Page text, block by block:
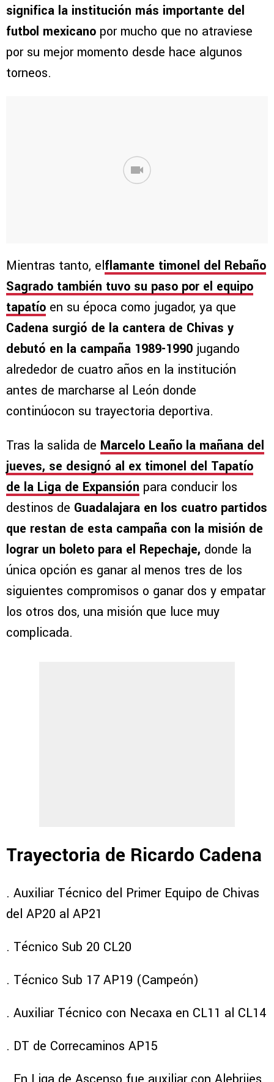
significa la institución más importante del
futbol mexicano por mucho que no atraviese
por su mejor momento desde hace algunos
torneos.
Mientras tanto, elflamante timonel del Rebaño
Sagrado también tuvo su paso por el equipo
tapatío en su época como jugador, ya que
Cadena surgió de la cantera de Chivas y
debutó en la campaña 1989-1990 jugando
alrededor de cuatro años en la institución
antes de marcharse al León donde
continúocon su trayectoria deportiva.
Tras la salida de Marcelo Leaño la mañana del
jueves, se designó al ex timonel del Tapatío
de la Liga de Expansión para conducir los
destinos de Guadalajara en los cuatro partidos
que restan de esta campaña con la misión de
lograr un boleto para el Repechaje, donde la
única opción es ganar al menos tres de los
siguientes compromisos o ganar dos y empatar
los otros dos, una misión que luce muy
complicada.
Trayectoria de Ricardo Cadena
. Auxiliar Técnico del Primer Equipo de Chivas
del AP20 al AP21
. Técnico Sub 20 CL20
. Técnico Sub 17 AP19 (Campeón)
. Auxiliar Técnico con Necaxa en CL11 al CL14
. DT de Correcaminos AP15